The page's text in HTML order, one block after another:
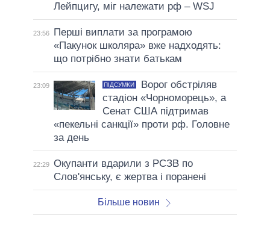
Лейпцигу, міг належати рф – WSJ
23:56
Перші виплати за програмою
«Пакунок школяра» вже надходять:
що потрібно знати батькам
23:09 ПІДСУМКИ
Ворог обстріляв
стадіон «Чорноморець», а
Сенат США підтримав
«пекельні санкції» проти рф. Головне
за день
22:29 Окупанти вдарили з РСЗВ по
Слов'янську, є жертва і поранені
Більше новин